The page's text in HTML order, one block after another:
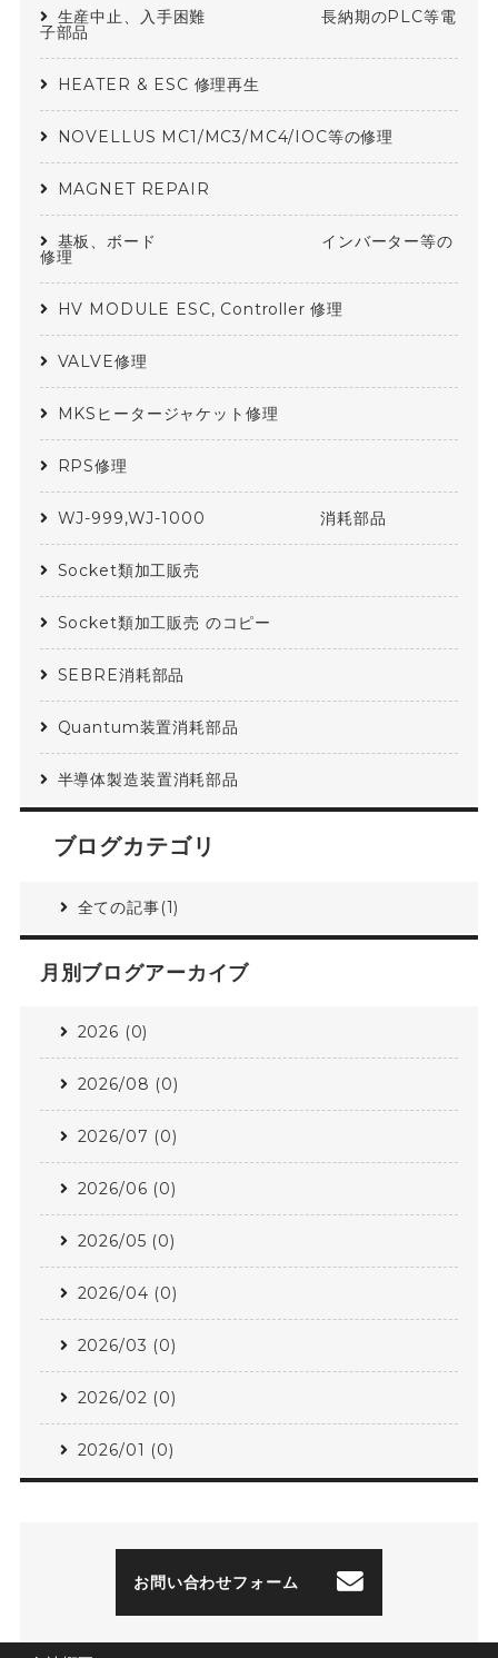
生産中止、入手困難 長納期のPLC等電
子部品
HEATER & ESC 修理再生
NOVELLUS MC1/MC3/MC4/IOC等の修理
MAGNET REPAIR
基板、ボード インバーター等の
修理
HV MODULE ESC, Controller 修理
VALVE修理
MKSヒータージャケット修理
RPS修理
WJ-999,WJ-1000 消耗部品
Socket類加工販売
Socket類加工販売 のコピー
SEBRE消耗部品
Quantum装置消耗部品
半導体製造装置消耗部品
ブログカテゴリ
全ての記事(1)
月別ブログアーカイブ
2026 (0)
2026/08 (0)
2026/07 (0)
2026/06 (0)
2026/05 (0)
2026/04 (0)
2026/03 (0)
2026/02 (0)
2026/01 (0)
お問い合わせフォーム